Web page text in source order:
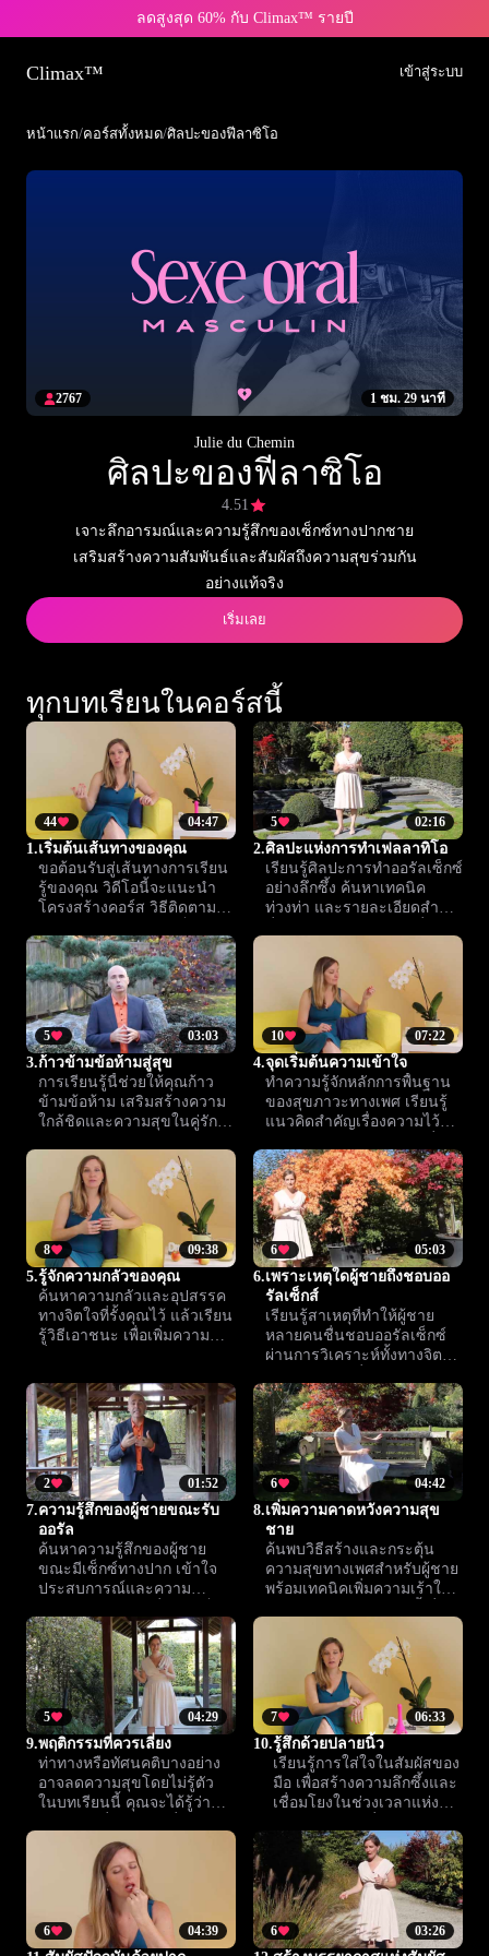
ลดสูงสุด 60% กับ Climax™ รายปี
Climax™ เข้าสู่ระบบ
หน้าแรก/คอร์สทั้งหมด/ศิลปะของฟีลาซิโอ
1 ชม. 29 นาที
2767
Julie du Chemin
ศิลปะของฟีลาซิโอ
4.51
เจาะลึกอารมณ์และความรู้สึกของเซ็กซ์ทางปากชาย
เสริมสร้างความสัมพันธ์และสัมผัสถึงความสุขร่วมกัน
อย่างแท้จริง
เริ่มเลย
ทุกบทเรียนในคอร์สนี้
04:47
44
1.เริ่มต้นเส้นทางของคุณ
ขอต้อนรับสู่เส้นทางการเรียน
รู้ของคุณ วิดีโอนี้จะแนะนำ
โครงสร้างคอร์ส วิธีติดตาม
การเปิดประสบการณ์ใหม่
อย่างเต็มที่
02:16
5
2.ศิลปะแห่งการทำเฟลลาทิโอ
เรียนรู้ศิลปะการทำออรัลเซ็กซ์
อย่างลึกซึ้ง ค้นหาเทคนิค
ท่วงท่า และรายละเอียดสำคัญ
ทั้งสองฝ่าย
03:03
5
3.ก้าวข้ามข้อห้ามสู่สุข
การเรียนรู้นี้ช่วยให้คุณก้าว
ข้ามข้อห้าม เสริมสร้างความ
ใกล้ชิดและความสุขในคู่รัก
เพื่อความสัมพันธ์ที่ลึกซึ้งขึ้น
07:22
10
4.จุดเริ่มต้นความเข้าใจ
ทำความรู้จักหลักการพื้นฐาน
ของสุขภาวะทางเพศ เรียนรู้
แนวคิดสำคัญเรื่องความไว้
ต่อยอดการเรียนในคอร์ส
Climax™ ได้อย่างมั่นใจ
09:38
8
5.รู้จักความกลัวของคุณ
ค้นหาความกลัวและอุปสรรค
ทางจิตใจที่รั้งคุณไว้ แล้วเรียน
รู้วิธีเอาชนะ เพื่อเพิ่มความ
05:03
6
6.เพราะเหตุใดผู้ชายถึงชอบออ
รัลเซ็กส์
เรียนรู้สาเหตุที่ทำให้ผู้ชาย
หลายคนชื่นชอบออรัลเซ็กซ์
ผ่านการวิเคราะห์ทั้งทางจิตใจ
สุขของผู้ชายได้ดียิ่งขึ้น
01:52
2
7.ความรู้สึกของผู้ชายขณะรับ
ออรัล
ค้นหาความรู้สึกของผู้ชาย
ขณะมีเซ็กซ์ทางปาก เข้าใจ
ประสบการณ์และความ
ความสุขและสร้างความพึง
พอใจร่วมกัน
04:42
6
8.เพิ่มความคาดหวังความสุข
ชาย
ค้นพบวิธีสร้างและกระตุ้น
ความสุขทางเพศสำหรับผู้ชาย
พร้อมเทคนิคเพิ่มความเร้าใจ
04:29
5
9.พฤติกรรมที่ควรเลี่ยง
ท่าทางหรือทัศนคติบางอย่าง
อาจลดความสุขโดยไม่รู้ตัว
ในบทเรียนนี้ คุณจะได้รู้ว่า
ประสบการณ์ที่กลมกลืนและ
น่าพึงพอใจยิ่งขึ้น
06:33
7
10.รู้สึกด้วยปลายนิ้ว
เรียนรู้การใส่ใจในสัมผัสของ
มือ เพื่อสร้างความลึกซึ้งและ
เชื่อมโยงในช่วงเวลาแห่ง
อารมณ์ด้วยความตั้งใจและ
การสัมผัสอย่างมีสติ
04:39
6 03:26
6